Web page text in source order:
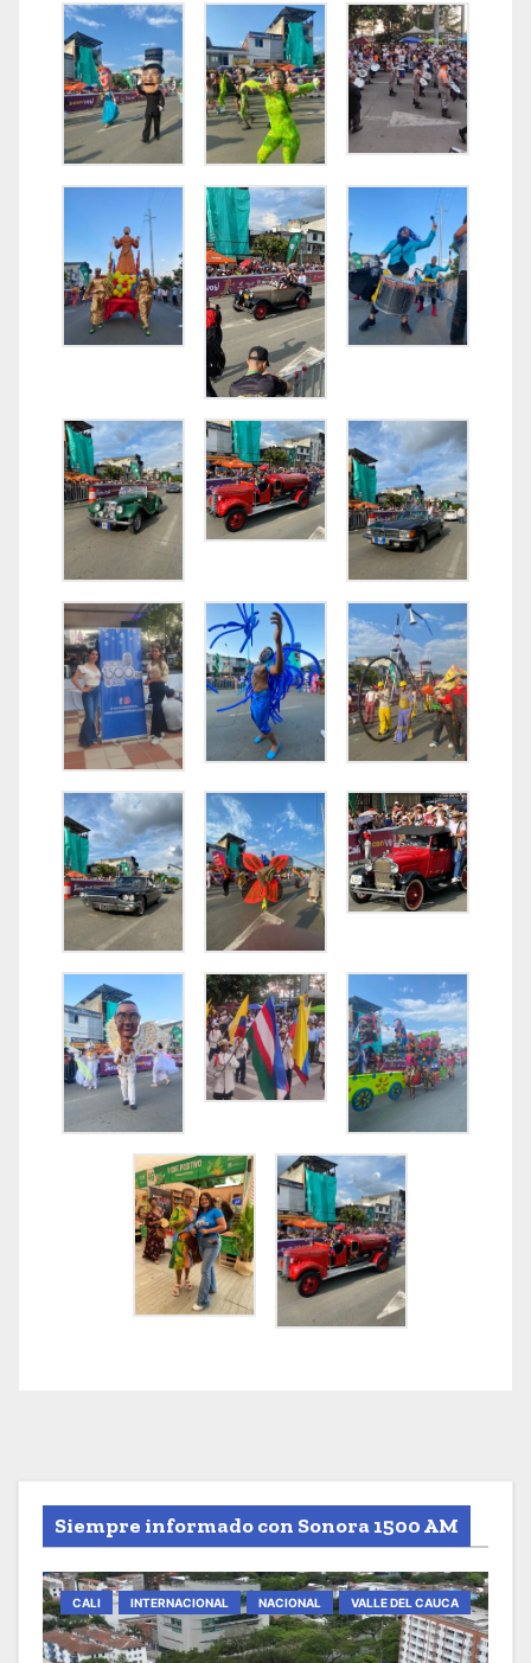
Siempre informado con Sonora 1500 AM
CALI INTERNACIONAL NACIONAL VALLE DEL CAUCA